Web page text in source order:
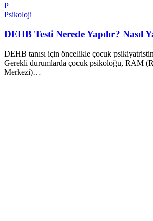
P
Psikoloji
DEHB Testi Nerede Yapılır? Nasıl
DEHB tanısı için öncelikle çocuk
Gerekli durumlarda çocuk psikoloğu, RAM
Merkezi)…